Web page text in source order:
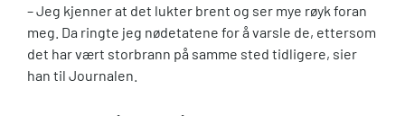
– Jeg kjenner at det lukter brent og ser mye røyk foran
meg. Da ringte jeg nødetatene for å varsle de, ettersom
det har vært storbrann på samme sted tidligere, sier
han til Journalen.